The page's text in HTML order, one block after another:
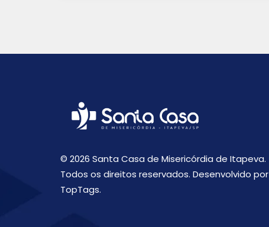
© 2026 Santa Casa de Misericórdia de Itapeva.
Todos os direitos reservados. Desenvolvido por
TopTags.